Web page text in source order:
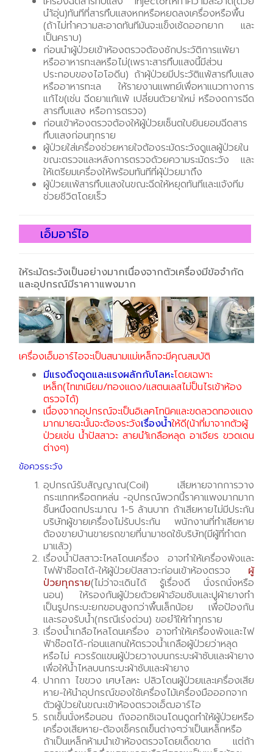
นำ้อุ่น)ทันทีที่สารทึบแสงหกหรือหยดลงเครื่องหรือพื้น
(ถ้าไม่ทำความสะอาดทันทีมันจะแข็งเช้ดออกยาก และ
เป็นคราบ)
ก่อนนำผู้ป่วยเข้าห้องตรวจต้องซักประวัติการแพ้ยา
หรืออาหารทะเลหรือไม่(เพราะสารทึบแสงนี้มีส่วน
ประกอบของไอโอดีน) ถ้าผุ้ป่วยมีประวัติแพ้สารทึบแสง
หรืออาหารทะเล ให้รายงานแพทย์เพื่อหาแนวทางการ
แก้ไข(เช่น ฉีดยาแก้แพ้ เปลี่ยนตัวยาใหม่ หรืองดการฉีด
สารทึบแสง หรือการตรวจ)
ก่อนเข้าห้องตรวจต้องให้ผู้ป่วยเซ็นตใบยินยอมฉีดสาร
ทึบแสงก่อนทุกราย
ผู้ป่วยใส่เครื่องช่วยหายใจต้องระมัดระวังดูแลผู้ป่วยใน
ขณะตรวจและหลังการตรวจด้วยความระมัดระวัง และ
ให้เตรียมเครื่องให้พร้อมทันทีที่ผุ้ป่วยมาถึง
ผู้ป่วยแพ้สารทึบแสงในขณะฉีดให้หยุดทันทีและแจ้งทีม
ช่วยชีวิตโดยเร็ว
เอ็มอาร์ไอ
ให้ระมัดระวังเป็นอย่างมากเนื่องจากตัวเครื่องมีข้อจำกัด
และอุปกรณ์มีราคาาแพงมาก
เครื่องเอ็มอาร์ไอจะเป็นสนามแม่เหล็กจะมีคุณสมบัติ
มีแรงดึงดูดและแรงผลักกับโลหะโดยเฉพาะ
เหล็ก(ไทเทเนียม/ทองแดง/แสตนเลสไม่ป็นไรเข้าห้อง
ตรวจได้)
เนื่องจากอุปกรณ์จะเป็นอิเลคโทนิคและขดลวดทองแดง
มากมายฉะนั้นจะต้องระวังเรื่องน้ำให้ดี(น้าที่มาจากตัวผู้
ป่วยเช่น น้ำปัสสาวะ สายนำ้เกลือหลุด อาเจียร ขวดเดน
ต่างๆ)
ข้อควรระวัง
อุปกรณ์รับสัญญาณ(Coil) เสียหายจากการวาง
กระแทกหรือตกหล่น -อุปกรณ์พวกนี้ราคาแพงมากมาก
ชิ้นหนึงตกประมาณ 1-5 ล้านบาท ถ้าเสียหายไม่มีประกัน
บริษัทผู้ขายเครื่องไม่รับประกัน พนักงานที่ทำเสียหาย
ต้องขายบ้านขายรถขายที่นามาชดใช้บริษัท(มีผู้ที่ทำตก
มาแล้ว)
เรื่องน้ำปัสสาวะไหลโดนเครื่อง อาจทำให้เครื่องพังและ
ไฟฟ้าช๊อตได้-ให้ผู้ป่วยปัสสาวะก่อนเข้าห้องตรวจ ผู้
ป่วยทุกราย(ไม่ว่าจะเดินได้ รู้เรื่องดี นั่งรถนั่งหรือ
นอน) ให้รองก้นผู้ป่วยด้วยผ้าอ้อมซับและปูผ้ายางทำ
เป็นรูปกระบะยกขอบสูงกว่าพื้นเล็กน้อย เพื่อป้องกัน
และรองรับน้ำ(กรณีเร่งด่วน) ขอยำ้ให้ทำทุกราย
เรื่องน้ำเกลือไหลโดนเครื่อง อาจทำให้เครื่องพังและไฟ
ฟ้าช๊อตได้-ก่อนแสกนให้ตรวจน้ำเกลือผู้ป่วยว่าหลุด
หรือไม่ ควรรัดแขนผู้ป่วยวางบนกระบะผ้าซับและผ้ายาง
เพื่อให้น้ำไหลบนกระบะผ้าซับและผ้ายาง
ปากกา ไขขวง เศษโลหะ ปลิวโดนผู้ป่วยและเครื่องเสีย
หาย-ให้นำอุปกรณ์ของใช้เครื่องไม้เครื่องมือออกจาก
ตัวผู้ป่วยในขณะเข้าห้องตรวจเอ็ฒอาร์ไอ
รถเข็นนั่งหรือนอน ถังออกซิเจนโดนดูดทำให้ผู้ป่วยหรือ
เครื่องเสียหาย-ต้องเช็ครถเข็นต่างๆว่าเป็นเหล็กหรือ
ถ้าเป็นเหล็กห้ามนำเข้าห้องตรวจโดยเด็ดขาด แต่ถ้า